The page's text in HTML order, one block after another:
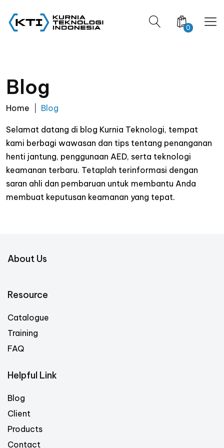
0
Blog
Home Blog
Selamat datang di blog Kurnia Teknologi, tempat
kami berbagi wawasan dan tips tentang penanganan
henti jantung, penggunaan AED, serta teknologi
keamanan terbaru. Tetaplah terinformasi dengan
saran ahli dan pembaruan untuk membantu Anda
membuat keputusan keamanan yang tepat.
About Us
Resource
Catalogue
Training
FAQ
Helpful Link
Blog
Client
Products
Contact